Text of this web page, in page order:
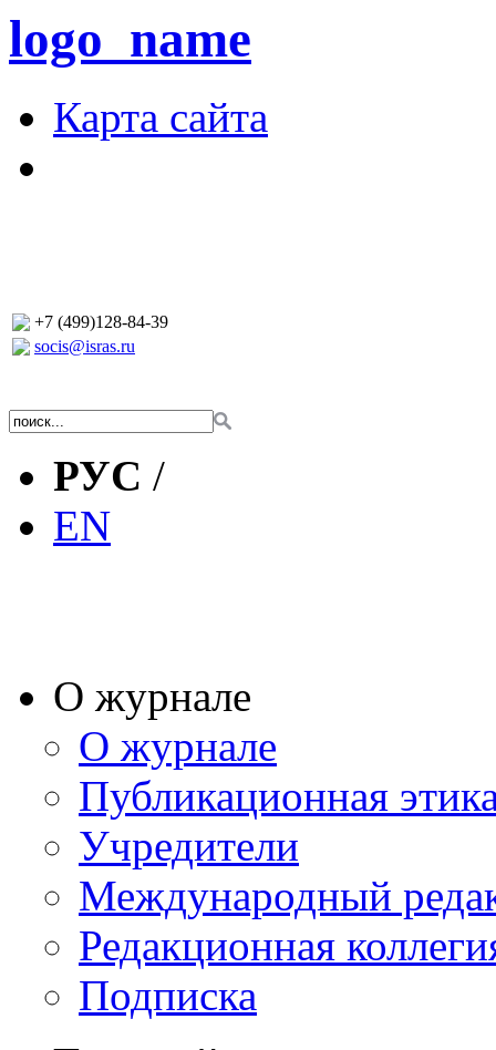
logo_name
Карта сайта
+7 (499)128-84-39
socis@isras.ru
РУС /
EN
О журнале
О журнале
Публикационная
Учредители
Международный
Редакционная
Подписка